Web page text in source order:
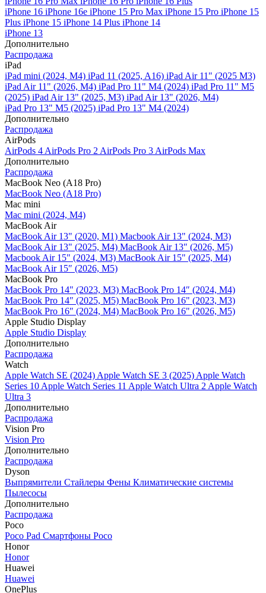
iPhone 16 iPhone 16e iPhone 15 Pro Max iPhone 15 Pro iPhone 15
Plus iPhone 15 iPhone 14 Plus iPhone 14
iPhone 13
Дополнительно
Распродажа
iPad
iPad mini (2024, M4) iPad 11 (2025, A16) iPad Air 11" (2025 M3)
iPad Air 11" (2026, M4) iPad Pro 11" M4 (2024) iPad Pro 11" M5
(2025) iPad Air 13" (2025, M3) iPad Air 13" (2026, M4)
iPad Pro 13" M5 (2025) iPad Pro 13" M4 (2024)
Дополнительно
Распродажа
AirPods
AirPods 4 AirPods Pro 2 AirPods Pro 3 AirPods Max
Дополнительно
Распродажа
MacBook Neo (A18 Pro)
MacBook Neo (A18 Pro)
Mac mini
Mac mini (2024, M4)
MacBook Air
MacBook Air 13" (2020, M1) Macbook Air 13" (2024, M3)
MacBook Air 13" (2025, M4) MacBook Air 13″ (2026, M5)
Macbook Air 15" (2024, M3) MacBook Air 15" (2025, M4)
MacBook Air 15″ (2026, M5)
MacBook Pro
MacBook Pro 14" (2023, M3) MacBook Pro 14″ (2024, M4)
MacBook Pro 14″ (2025, M5) MacBook Pro 16" (2023, M3)
MacBook Pro 16″ (2024, M4) MacBook Pro 16" (2026, M5)
Apple Studio Display
Apple Studio Display
Дополнительно
Распродажа
Watch
Apple Watch SE (2024) Apple Watch SE 3 (2025) Apple Watch
Series 10 Apple Watch Series 11 Apple Watch Ultra 2 Apple Watch
Ultra 3
Дополнительно
Распродажа
Vision Pro
Vision Pro
Дополнительно
Распродажа
Dyson
Выпрямители Стайлеры Фены Климатические системы
Пылесосы
Дополнительно
Распродажа
Poco
Poco Pad Смартфоны Poco
Honor
Honor
Huawei
Huawei
OnePlus